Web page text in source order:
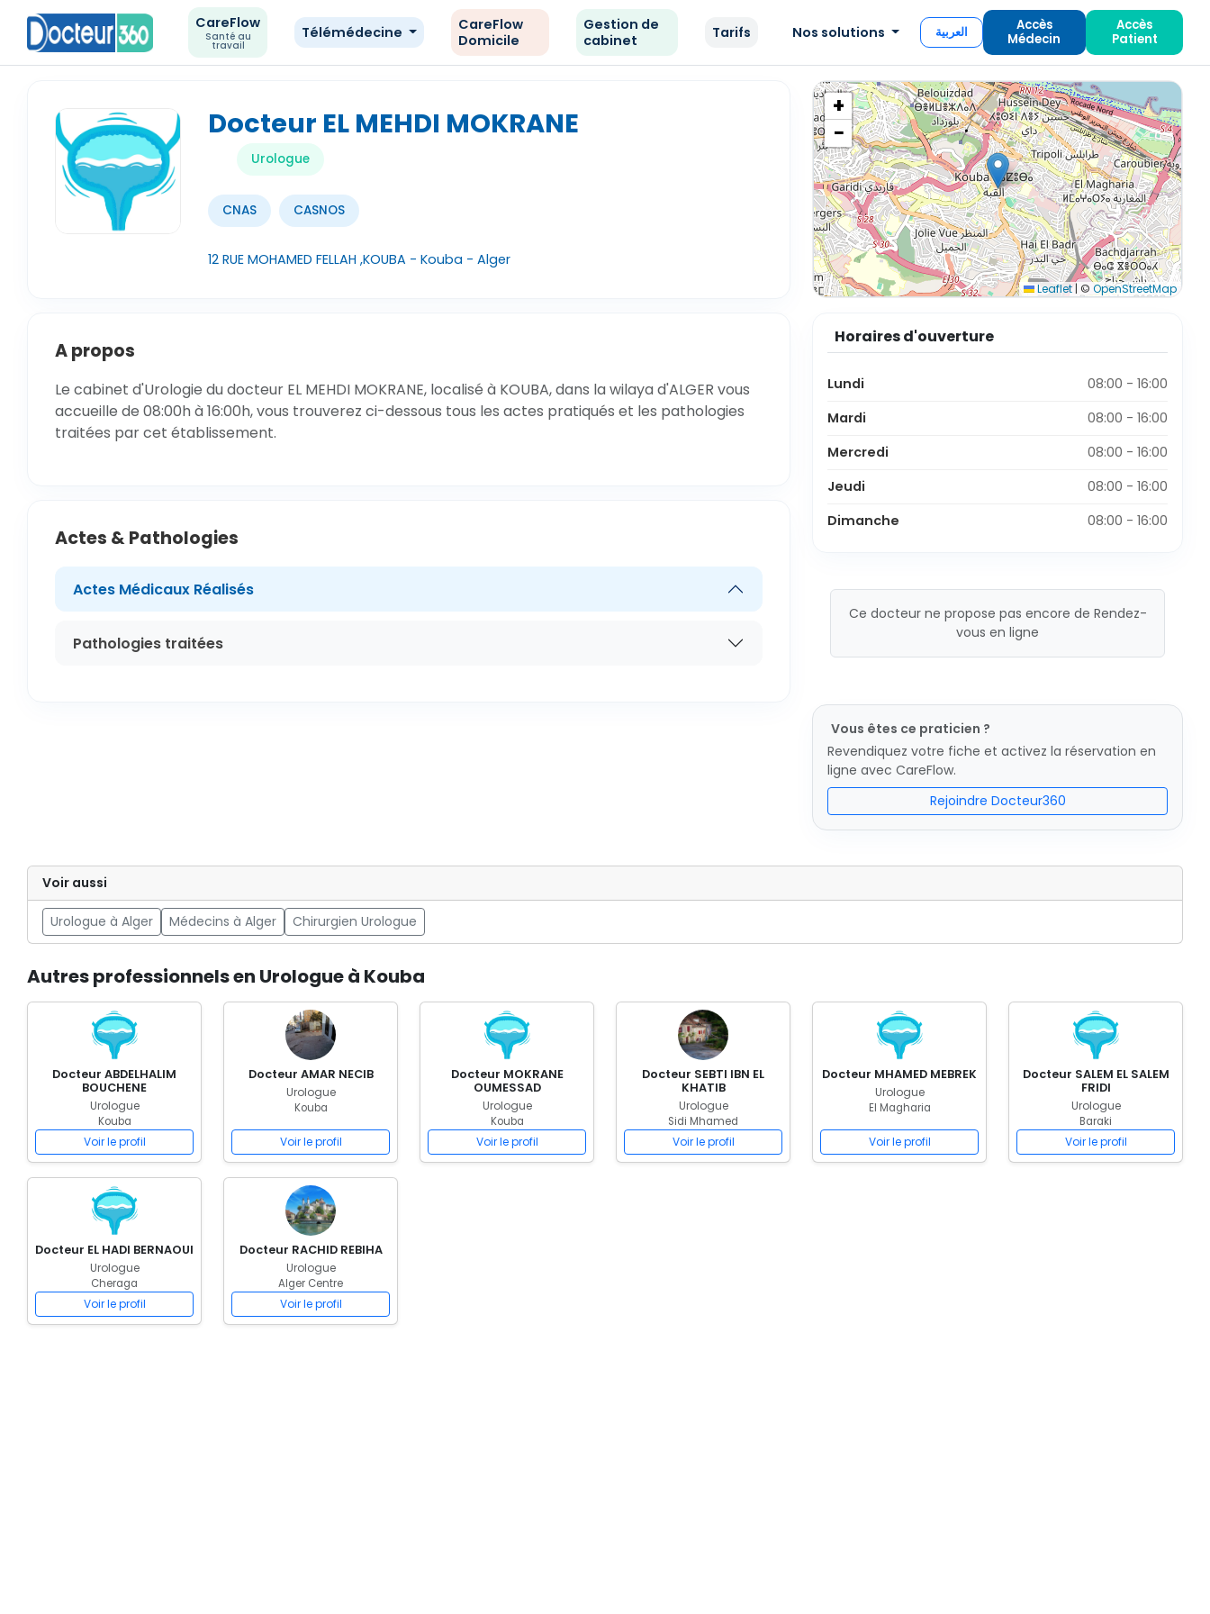
CareFlow
Santé au
travail
Télémédecine
CareFlow
Domicile
Gestion de
cabinet
Tarifs Nos solutions العربية
Accès
Médecin
Accès
Patient
Docteur EL MEHDI MOKRANE
Urologue
CNAS CASNOS
12 RUE MOHAMED FELLAH ,KOUBA - Kouba - Alger
+
−
Leaflet | © OpenStreetMap
A propos
Le cabinet d'Urologie du docteur EL MEHDI MOKRANE, localisé à KOUBA, dans la wilaya d'ALGER vous
accueille de 08:00h à 16:00h, vous trouverez ci-dessous tous les actes pratiqués et les pathologies
traitées par cet établissement.
Actes & Pathologies
Actes Médicaux Réalisés
Pathologies traitées
Horaires d'ouverture
Lundi
08:00 - 16:00
Mardi
08:00 - 16:00
Mercredi
08:00 - 16:00
Jeudi
08:00 - 16:00
Dimanche
08:00 - 16:00
Ce docteur ne propose pas encore de Rendez-
vous en ligne
Vous êtes ce praticien ?
Revendiquez votre fiche et activez la réservation en
ligne avec CareFlow.
Rejoindre Docteur360
Voir aussi
Urologue à Alger Médecins à Alger Chirurgien Urologue
Autres professionnels en Urologue à Kouba
Docteur ABDELHALIM
BOUCHENE
Urologue
Kouba
Voir le profil
Docteur AMAR NECIB
Urologue
Kouba
Voir le profil
Docteur MOKRANE
OUMESSAD
Urologue
Kouba
Voir le profil
Docteur SEBTI IBN EL
KHATIB
Urologue
Sidi Mhamed
Voir le profil
Docteur MHAMED MEBREK
Urologue
El Magharia
Voir le profil
Docteur SALEM EL SALEM
FRIDI
Urologue
Baraki
Voir le profil
Docteur EL HADI BERNAOUI
Urologue
Cheraga
Voir le profil
Docteur RACHID REBIHA
Urologue
Alger Centre
Voir le profil